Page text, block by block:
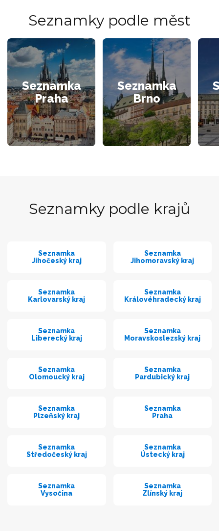
Seznamky podle měst
Seznamka
Praha
Seznamka
Brno
Seznamky podle krajů
Seznamka
Jihočeský kraj
Seznamka
Jihomoravský kraj
Seznamka
Karlovarský kraj
Seznamka
Královéhradecký kraj
Seznamka
Liberecký kraj
Seznamka
Moravskoslezský kraj
Seznamka
Olomoucký kraj
Seznamka
Pardubický kraj
Seznamka
Plzeňský kraj
Seznamka
Praha
Seznamka
Středočeský kraj
Seznamka
Ústecký kraj
Seznamka
Vysočina
Seznamka
Zlínský kraj